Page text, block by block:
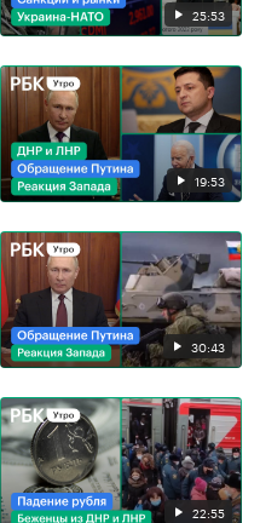
25:53
19:53
30:43
22:55